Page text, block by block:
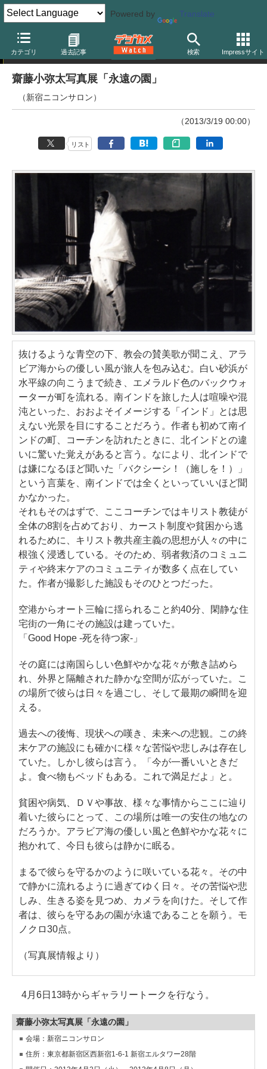
Powered by Translate
カテゴリ 過去記事 検索 Impressサイト
ニュース
齋藤小弥太写真展「永遠の園」
（新宿ニコンサロン）
（2013/3/19 00:00）
リスト
抜けるような青空の下、教会の賛美歌が聞こえ、アラ
ビア海からの優しい風が旅人を包み込む。白い砂浜が
水平線の向こうまで続き、エメラルド色のバックウォ
ーターが町を流れる。南インドを旅した人は喧噪や混
沌といった、おおよそイメージする「インド」とは思
えない光景を目にすることだろう。作者も初めて南イ
ンドの町、コーチンを訪れたときに、北インドとの違
いに驚いた覚えがあると言う。なにより、北インドで
は嫌になるほど聞いた「バクシーシ！（施しを！）」
という言葉を、南インドでは全くといっていいほど聞
かなかった。
それもそのはずで、ここコーチンではキリスト教徒が
全体の8割を占めており、カースト制度や貧困から逃
れるために、キリスト教共産主義の思想が人々の中に
根強く浸透している。そのため、弱者救済のコミュニ
ティや終末ケアのコミュニティが数多く点在してい
た。作者が撮影した施設もそのひとつだった。
空港からオート三輪に揺られること約40分、閑静な住
宅街の一角にその施設は建っていた。
「Good Hope -死を待つ家-」
その庭には南国らしい色鮮やかな花々が敷き詰めら
れ、外界と隔離された静かな空間が広がっていた。こ
の場所で彼らは日々を過ごし、そして最期の瞬間を迎
える。
過去への後悔、現状への嘆き、未来への悲観。この終
末ケアの施設にも確かに様々な苦悩や悲しみは存在し
ていた。しかし彼らは言う。「今が一番いいときだ
よ。食べ物もベッドもある。これで満足だよ」と。
貧困や病気、ＤＶや事故、様々な事情からここに辿り
着いた彼らにとって、この場所は唯一の安住の地なの
だろうか。アラビア海の優しい風と色鮮やかな花々に
抱かれて、今日も彼らは静かに眠る。
まるで彼らを守るかのように咲いている花々。その中
で静かに流れるように過ぎてゆく日々。その苦悩や悲
しみ、生きる姿を見つめ、カメラを向けた。そして作
者は、彼らを守るあの園が永遠であることを願う。モ
ノクロ30点。
（写真展情報より）
4月6日13時からギャラリートークを行なう。
齋藤小弥太写真展「永遠の園」
会場：新宿ニコンサロン
住所：東京都新宿区西新宿1-6-1 新宿エルタワー28階